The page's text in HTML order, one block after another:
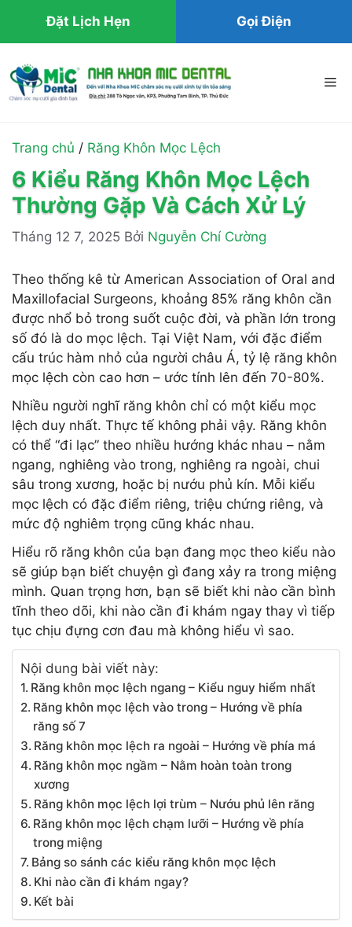
đến
Trang chủ / Răng Khôn Mọc Lệch
6 Kiểu Răng Khôn Mọc Lệch
Thường Gặp Và Cách Xử Lý
Tháng 12 7, 2025 Bởi Nguyễn Chí Cường
Theo thống kê từ American Association of Oral and
Maxillofacial Surgeons, khoảng 85% răng khôn cần
được nhổ bỏ trong suốt cuộc đời, và phần lớn trong
số đó là do mọc lệch. Tại Việt Nam, với đặc điểm
cấu trúc hàm nhỏ của người châu Á, tỷ lệ răng khôn
mọc lệch còn cao hơn – ước tính lên đến 70-80%.
Nhiều người nghĩ răng khôn chỉ có một kiểu mọc
lệch duy nhất. Thực tế không phải vậy. Răng khôn
có thể “đi lạc” theo nhiều hướng khác nhau – nằm
ngang, nghiêng vào trong, nghiêng ra ngoài, chui
sâu trong xương, hoặc bị nướu phủ kín. Mỗi kiểu
mọc lệch có đặc điểm riêng, triệu chứng riêng, và
mức độ nghiêm trọng cũng khác nhau.
Hiểu rõ răng khôn của bạn đang mọc theo kiểu nào
sẽ giúp bạn biết chuyện gì đang xảy ra trong miệng
mình. Quan trọng hơn, bạn sẽ biết khi nào cần bình
tĩnh theo dõi, khi nào cần đi khám ngay thay vì tiếp
tục chịu đựng cơn đau mà không hiểu vì sao.
Nội dung bài viết này:
Răng khôn mọc lệch ngang – Kiểu nguy hiểm nhất
Răng khôn mọc lệch vào trong – Hướng về phía
răng số 7
Răng khôn mọc lệch ra ngoài – Hướng về phía má
Răng khôn mọc ngầm – Nằm hoàn toàn trong
xương
Răng khôn mọc lệch lợi trùm – Nướu phủ lên răng
Răng khôn mọc lệch chạm lưỡi – Hướng về phía
trong miệng
Bảng so sánh các kiểu răng khôn mọc lệch
Khi nào cần đi khám ngay?
Kết bài
Đặt Lịch Hẹn Gọi Điện